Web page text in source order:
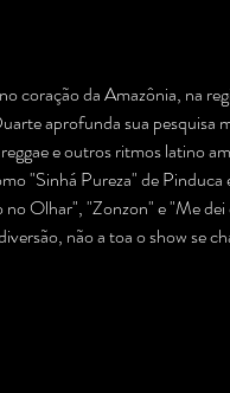
da Amazônia, na
aprofunda sua pesquisa
e outros ritmos latino
"Sinhá Pureza" de
Olhar", "Zonzon" e "Me
não a toa o show se